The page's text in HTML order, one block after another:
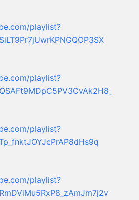
playlist?
playlist?
playlist?
playlist?